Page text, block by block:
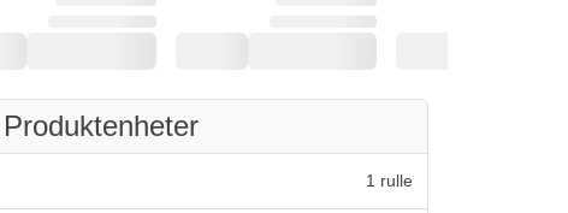
Produktenheter
1 rulle